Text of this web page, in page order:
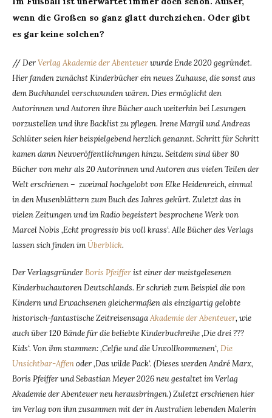
wenn die Großen so ganz glatt durchziehen. Oder gibt
es gar keine solchen?
//DerVerlag Akademie der Abenteuerwurde Ende 2020 gegründet.
Hier fanden zunächst Kinderbücher ein neues Zuhause, die sonst aus
dem Buchhandel verschwunden wären. Dies ermöglicht den
Autorinnen und Autoren ihre Bücher auch weiterhin bei Lesungen
vorzustellen und ihre Backlist zu pflegen. Irene Margil und Andreas
Schlüter seien hier beispielgebend herzlich genannt. Schritt für Schritt
kamen dann Neuveröffentlichungen hinzu. Seitdem sind über 80
Bücher von mehr als 20 Autorinnen und Autoren aus vielen Teilen der
Welt erschienen – zweimal hochgelobt von Elke Heidenreich, einmal
in den Musenblättern zum Buch des Jahres gekürt. Zuletzt das in
vielen Zeitungen und im Radio begeistert besprochene Werk von
Marcel Nobis ‚Echt progressiv bis voll krass‘. Alle Bücher des Verlags
lassen sich finden imÜberblick.
Der VerlagsgründerBoris Pfeifferist einer der meistgelesenen
Kinderbuchautoren Deutschlands. Er schrieb zum Beispiel die von
Kindern und Erwachsenen gleichermaßen als einzigartig gelobte
historisch-fantastische ZeitreisensagaAkademie der Abenteuer, wie
auch über 120 Bände für die beliebte Kinderbuchreihe ‚Die drei ???
Kids‘. Von ihm stammen: ‚Celfie und die Unvollkommenen‘, Die
Unsichtbar-Affenoder ‚Das wilde Pack‘. (Dieses werden André Marx,
Boris Pfeiffer und Sebastian Meyer 2026 neu gestaltet im Verlag
Akademie der Abenteuer neu herausbringen.)Zuletzt erschienen hier
im Verlag von ihm zusammen mit der in Australien lebenden Malerin